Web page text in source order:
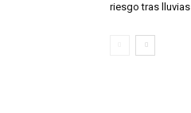
riesgo tras lluvias